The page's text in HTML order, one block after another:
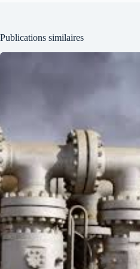
Publications similaires